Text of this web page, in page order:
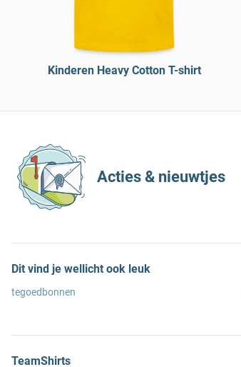
Kinderen Heavy Cotton T-shirt
Acties & nieuwtjes
Dit vind je wellicht ook leuk
tegoedbonnen
TeamShirts